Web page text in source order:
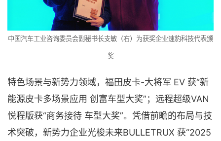
中国汽车工业咨询委员会副秘书长支敏（右）为获奖企业速豹科技代表颁
奖
特色场景与新势力领域，福田皮卡-大将军 EV 获“新
能源皮卡多场景应用 创富车型大奖”；远程超级VAN
悦程版获“商务接待 车型大奖”。凭借前瞻的布局与技
术突破，新势力企业光梭未来BULLETRUX 获“2025